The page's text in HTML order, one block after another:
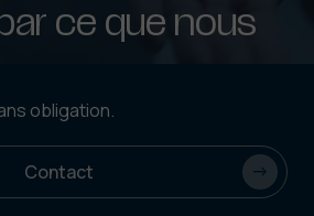
ce que nous
obligation.
Contact